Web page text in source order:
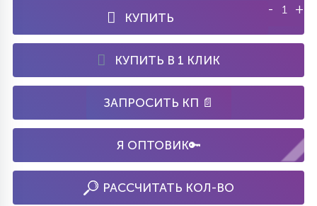
КУПИТЬ
- +
КУПИТЬ В 1 КЛИК
ЗАПРОСИТЬ КП 📄
Я ОПТОВИК🔑
РАССЧИТАТЬ КОЛ-ВО